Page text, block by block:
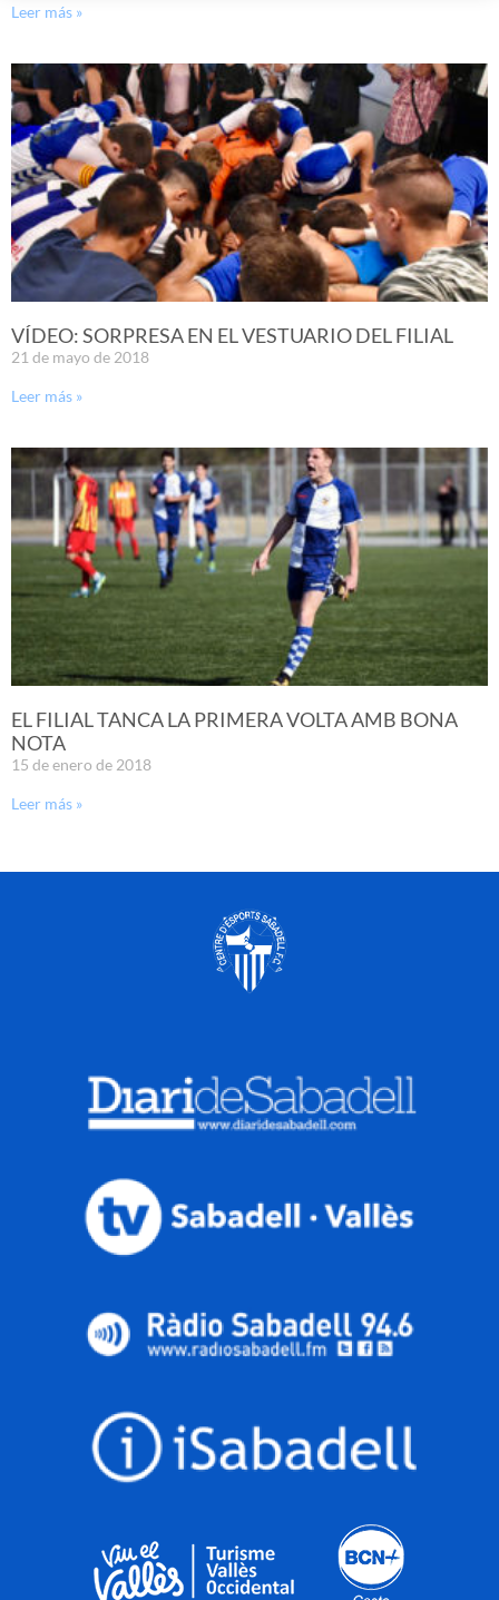
Leer más »
VÍDEO: SORPRESA EN EL VESTUARIO DEL FILIAL
21 de mayo de 2018
Leer más »
EL FILIAL TANCA LA PRIMERA VOLTA AMB BONA
NOTA
15 de enero de 2018
Leer más »